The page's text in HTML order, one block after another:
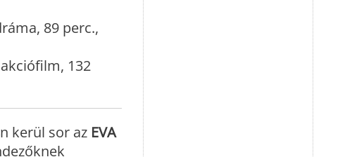
89 perc.,
132
kerül sor az EVA